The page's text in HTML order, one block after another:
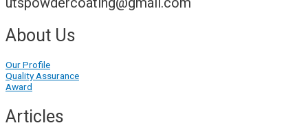
About Us
Our Profile
Quality Assurance
Award
Articles